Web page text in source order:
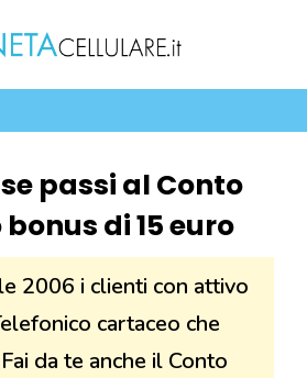
passi al Conto
di 15 euro
2006 i clienti con attivo
cartaceo che
da te anche il Conto